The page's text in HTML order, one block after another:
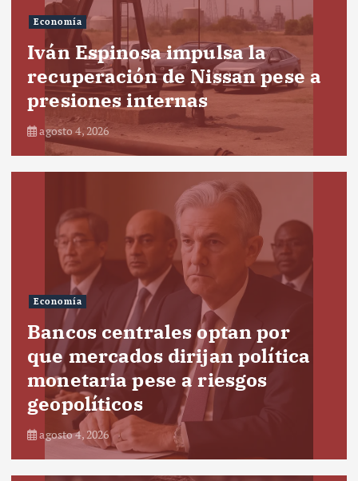
Economía
Iván Espinosa impulsa la
recuperación de Nissan pese a
presiones internas
agosto 4, 2026
Economía
Bancos centrales optan por
que mercados dirijan política
monetaria pese a riesgos
geopolíticos
agosto 4, 2026